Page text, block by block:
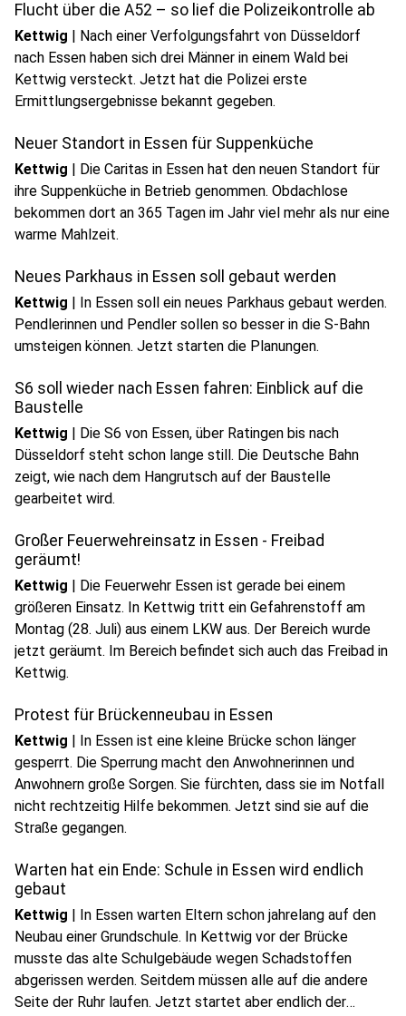
Flucht über die A52 – so lief die Polizeikontrolle ab
Kettwig | Nach einer Verfolgungsfahrt von Düsseldorf
nach Essen haben sich drei Männer in einem Wald bei
Kettwig versteckt. Jetzt hat die Polizei erste
Ermittlungsergebnisse bekannt gegeben.
Neuer Standort in Essen für Suppenküche
Kettwig | Die Caritas in Essen hat den neuen Standort für
ihre Suppenküche in Betrieb genommen. Obdachlose
bekommen dort an 365 Tagen im Jahr viel mehr als nur eine
warme Mahlzeit.
Neues Parkhaus in Essen soll gebaut werden
Kettwig | In Essen soll ein neues Parkhaus gebaut werden.
Pendlerinnen und Pendler sollen so besser in die S-Bahn
umsteigen können. Jetzt starten die Planungen.
S6 soll wieder nach Essen fahren: Einblick auf die
Baustelle
Kettwig | Die S6 von Essen, über Ratingen bis nach
Düsseldorf steht schon lange still. Die Deutsche Bahn
zeigt, wie nach dem Hangrutsch auf der Baustelle
gearbeitet wird.
Großer Feuerwehreinsatz in Essen - Freibad
geräumt!
Kettwig | Die Feuerwehr Essen ist gerade bei einem
größeren Einsatz. In Kettwig tritt ein Gefahrenstoff am
Montag (28. Juli) aus einem LKW aus. Der Bereich wurde
jetzt geräumt. Im Bereich befindet sich auch das Freibad in
Kettwig.
Protest für Brückenneubau in Essen
Kettwig | In Essen ist eine kleine Brücke schon länger
gesperrt. Die Sperrung macht den Anwohnerinnen und
Anwohnern große Sorgen. Sie fürchten, dass sie im Notfall
nicht rechtzeitig Hilfe bekommen. Jetzt sind sie auf die
Straße gegangen.
Warten hat ein Ende: Schule in Essen wird endlich
gebaut
Kettwig | In Essen warten Eltern schon jahrelang auf den
Neubau einer Grundschule. In Kettwig vor der Brücke
musste das alte Schulgebäude wegen Schadstoffen
abgerissen werden. Seitdem müssen alle auf die andere
Seite der Ruhr laufen. Jetzt startet aber endlich der